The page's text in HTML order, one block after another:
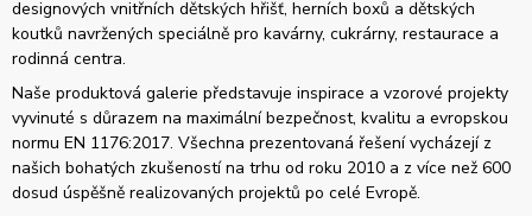
designových vnitřních dětských hřišť, herních boxů a dětských
koutků navržených speciálně pro kavárny, cukrárny, restaurace a
rodinná centra.
Naše produktová galerie představuje inspirace a vzorové projekty
vyvinuté s důrazem na maximální bezpečnost, kvalitu a evropskou
normu EN 1176:2017. Všechna prezentovaná řešení vycházejí z
našich bohatých zkušeností na trhu od roku 2010 a z více než 600
dosud úspěšně realizovaných projektů po celé Evropě.